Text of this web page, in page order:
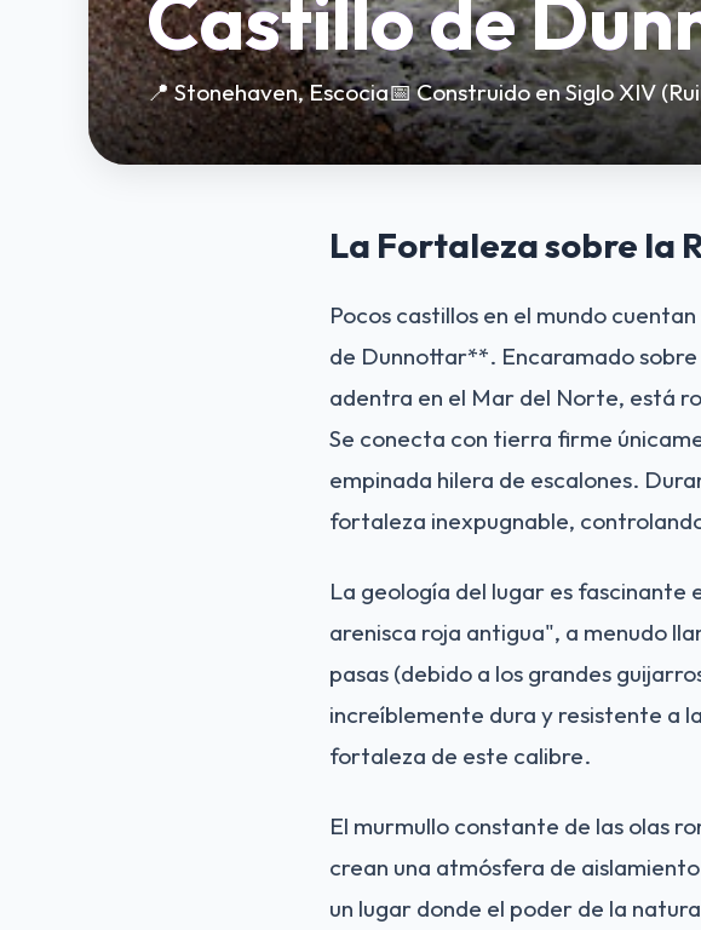
Castillo de
📍 Stonehaven, Escocia📅 Construido en Siglo XIV
La Fortaleza sobre la
Pocos castillos en el mundo
de Dunnottar**. Encaramado
adentra en el Mar del Norte, está
Se conecta con tierra firme
empinada hilera de escalones.
fortaleza inexpugnable,
La geología del lugar es fascinante
arenisca roja antigua", a menudo
pasas (debido a los grandes
increíblemente dura y resistente a
fortaleza de este calibre.
El murmullo constante de las olas
crean una atmósfera de
un lugar donde el poder de la